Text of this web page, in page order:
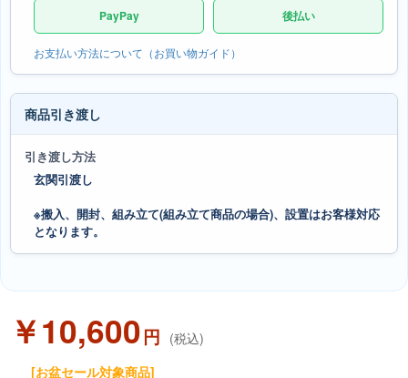
PayPay 後払い
お支払い方法について（お買い物ガイド）
商品引き渡し
引き渡し方法
玄関引渡し
※搬入、開封、組み立て(組み立て商品の場合)、設置はお客様対応
となります。
￥10,600円 (税込)
[お盆セール対象商品]